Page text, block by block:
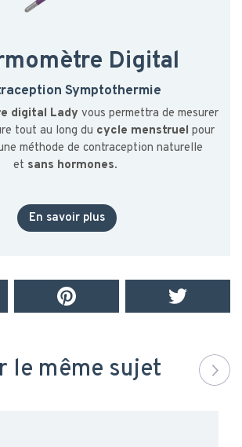
Digital
Symptothermie
digital Lady vous permettra de mesurer
tout au long du cycle menstruel pour
méthode de contraception naturelle
et sans hormones.
En savoir plus
le même sujet